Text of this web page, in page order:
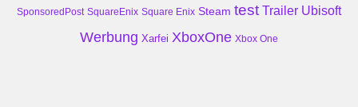
SponsoredPost SquareEnix Square Enix Steam test Trailer Ubisoft
Werbung Xarfei XboxOne Xbox One